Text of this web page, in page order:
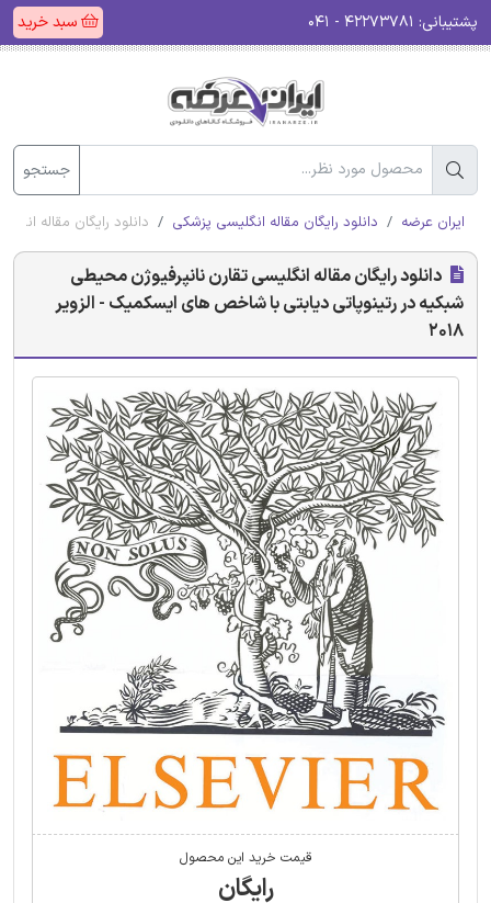
پشتیبانی: سبد خرید
جستجو
ایران عرضه دانلود رایگان مقاله انگلیسی پزشکی دانلود رایگان مقاله
دانلود رایگان مقاله انگلیسی تقارن نانپرفیوژن محیطی
شبکیه در رتینوپاتی دیابتی با شاخص های ایسکمیک - الزویر
2018
قیمت خرید این محصول
رایگان